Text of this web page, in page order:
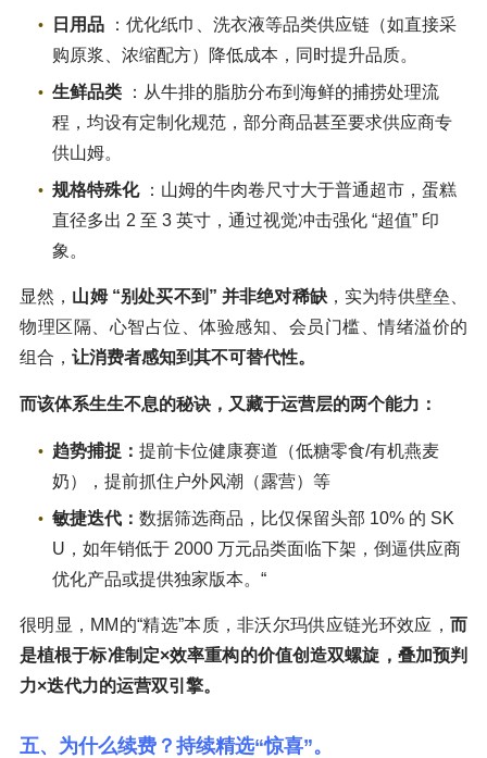
日用品 ：优化纸巾、洗衣液等品类供应链（如直接采
购原浆、浓缩配方）降低成本，同时提升品质。
生鲜品类 ：从牛排的脂肪分布到海鲜的捕捞处理流
程，均设有定制化规范，部分商品甚至要求供应商专
供山姆。
规格特殊化：山姆的牛肉卷尺寸大于普通超市，蛋糕
直径多出 2 至 3 英寸，通过视觉冲击强化 “超值” 印
象。
显然， 山姆 “别处买不到” 并非绝对稀缺，实为特供壁垒、
物理区隔、心智占位、体验感知、会员门槛、情绪溢价的
组合， 让消费者感知到其不可替代性。
而该体系生生不息的秘诀，又藏于运营层的两个能力：
趋势捕捉： 提前卡位健康赛道（低糖零食/有机燕麦
奶），提前抓住户外风潮（露营）等
敏捷迭代： 数据筛选商品，比仅保留头部 10% 的 SK
U，如年销低于 2000 万元品类面临下架，倒逼供应商
优化产品或提供独家版本。“
很明显，MM的“精选”本质，非沃尔玛供应链光环效应， 而
是植根于标准制定×效率重构的价值创造双螺旋，叠加预判
力×迭代力的运营双引擎。
五、为什么续费？持续精选“惊喜”。